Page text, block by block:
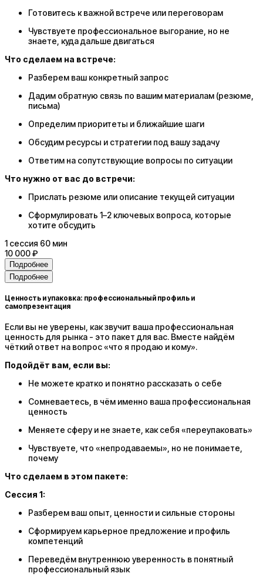
Готовитесь к важной встрече или переговорам
Чувствуете профессиональное выгорание, но не
знаете, куда дальше двигаться
Что сделаем на встрече:
Разберем ваш конкретный запрос
Дадим обратную связь по вашим материалам (резюме,
письма)
Определим приоритеты и ближайшие шаги
Обсудим ресурсы и стратегии под вашу задачу
Ответим на сопутствующие вопросы по ситуации
Что нужно от вас до встречи:
Прислать резюме или описание текущей ситуации
Сформулировать 1–2 ключевых вопроса, которые
хотите обсудить
1 сессия 60 мин
10 000 ₽
Подробнее
Подробнее
Ценность и упаковка: профессиональный профиль и
самопрезентация
Если вы не уверены, как звучит ваша профессиональная
ценность для рынка - это пакет для вас. Вместе найдём
чёткий ответ на вопрос «что я продаю и кому».
Подойдёт вам, если вы:
Не можете кратко и понятно рассказать о себе
Сомневаетесь, в чём именно ваша профессиональная
ценность
Меняете сферу и не знаете, как себя «переупаковать»
Чувствуете, что «непродаваемы», но не понимаете,
почему
Что сделаем в этом пакете:
Сессия 1:
Разберем ваш опыт, ценности и сильные стороны
Сформируем карьерное предложение и профиль
компетенций
Переведём внутреннюю уверенность в понятный
профессиональный язык